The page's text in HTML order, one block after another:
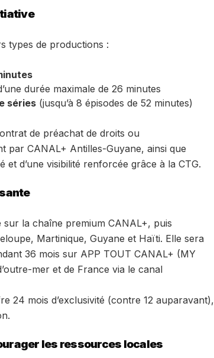
types de productions :
durée maximale de 26 minutes
séries(jusqu’à 8 épisodes de 52 minutes)
de préachat de droits ou
par CANAL+ Antilles-Guyane, ainsi que
et d’une visibilité renforcée grâce à la CTG.
la chaîne premium CANAL+, puis
Martinique, Guyane et Haïti. Elle sera
36 mois sur APP TOUT CANAL+ (MY
mer et de France via le canal
24 mois d’exclusivité (contre 12 auparavant),
les ressources locales